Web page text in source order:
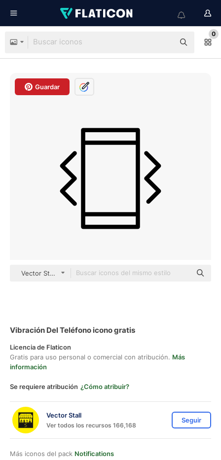
0
Guardar
Vector Stall Lineal
Vibración Del Teléfono icono gratis
Licencia de Flaticon
Gratis para uso personal o comercial con atribución. Más
información
Se requiere atribución ¿Cómo atribuir?
Vector Stall
Ver todos los recursos 166,168
Seguir
Más iconos del pack Notifications